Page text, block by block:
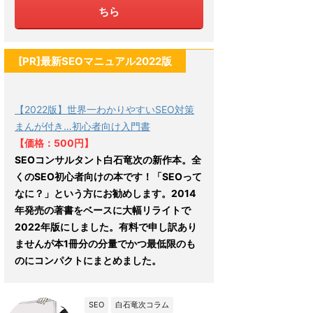
ちら
[PR]最新SEOマニュアル2022版
【2022版】世界一わかりやすいSEO対策
まんが付き…初心者向け入門書
【価格：500円】
SEOコンサルタント白石竜次の新作本。全
くのSEO初心者向けの本です！「SEOって
なに？」という方にお勧めします。2014
年発売の著書をベースに大幅リライトで
2022年版にしました。有料で申し訳あり
ませんが本1冊分の分量でかつ最低限のも
のにコンパクトにまとめました。
SEO 白石竜次コラム